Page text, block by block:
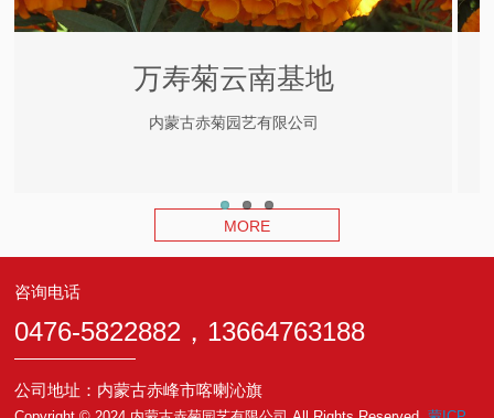
万寿菊云南基地
内蒙古赤菊园艺有限公司
MORE
咨询电话
0476-5822882，13664763188
公司地址：内蒙古赤峰市喀喇沁旗